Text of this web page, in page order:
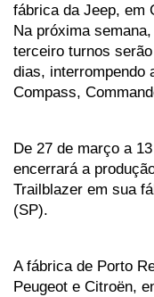
fábrica da Jeep, em
Na próxima
terceiro turnos
dias, interrompendo
Compass,
De 27 de março a
encerrará a
Trailblazer em sua
(SP).
A fábrica de Porto
Peugeot e Citroën,